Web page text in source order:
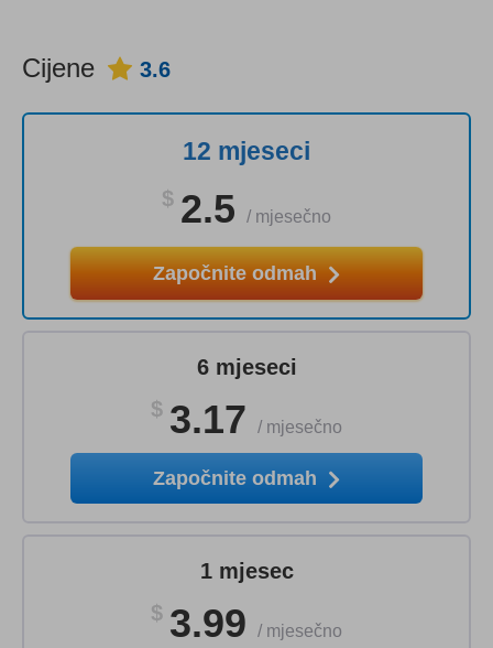
Cijene 3.6
12 mjeseci
$ 2.5 / mjesečno
Započnite odmah
6 mjeseci
$ 3.17 / mjesečno
Započnite odmah
1 mjesec
$ 3.99 / mjesečno